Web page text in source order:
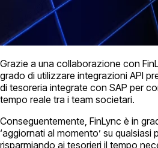
Grazie a una collaborazione con
grado di utilizzare integrazioni API
di tesoreria integrate con SAP per
tempo reale tra i team societari.
Conseguentemente, FinLync è in
‘aggiornati al momento’ su qualsiasi
risparmiando ai tesorieri il tempo